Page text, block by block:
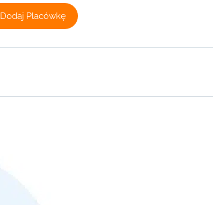
Dodaj Placówkę